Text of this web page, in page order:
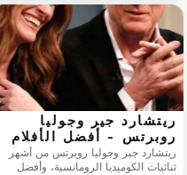
acclaimed European dramas, Nielsen
has consistently delivered intelligent and
memorable performances. Best known to
many audiences as Lucilla in
ريتشارد جير وجوليا
روبرتس – أفضل الأفلام
ريتشارد جير وجوليا روبرتس من أشهر
ثنائيات الكوميديا الرومانسية، وأفضل